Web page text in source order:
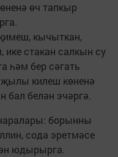
өч тапкыр
кычыткан,
стакан салкын су
һәм бер сәгать
җылы килеш көненә
бал белән эчәргә.
борынны
сода эретмәсе
юдырырга.